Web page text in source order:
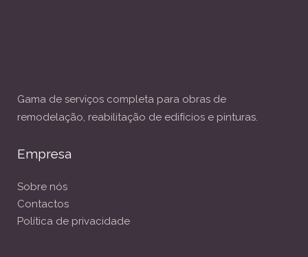
Gama de serviços completa para obras de
remodelação, reabilitação de edifícios e pinturas.
Empresa
Sobre nós
Contactos
Política de privacidade